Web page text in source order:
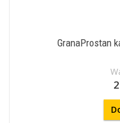
GranaProstan